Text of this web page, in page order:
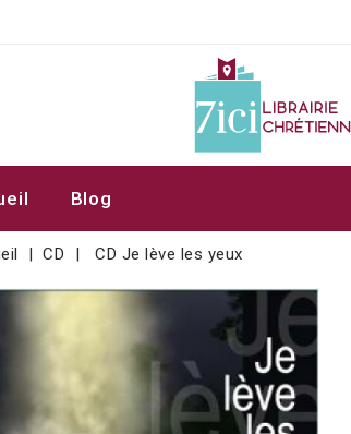
Blog
CD CD Je lève les yeux